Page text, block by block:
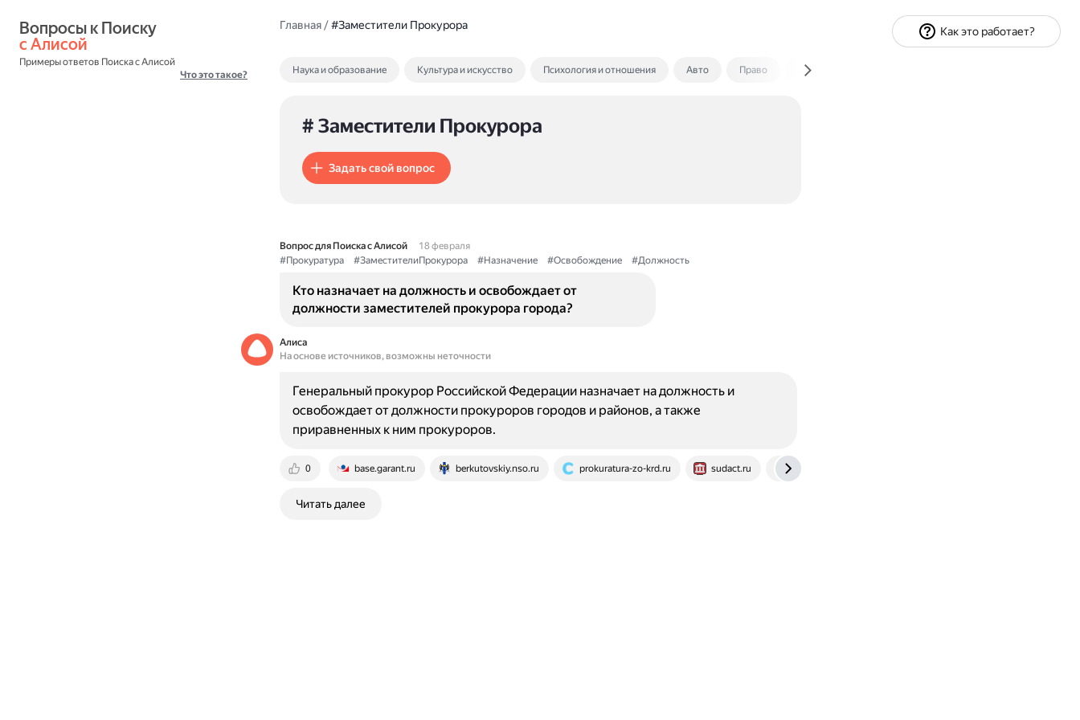
с Алисой
Примеры ответов Поиска с Алисой
Что это такое?
Главная/#Заместители Прокурора
Наука и образование Культура и искусство Психология и отношения Авто Право Экономика и финансы
# Заместители Прокурора
Задать свой вопрос
Вопрос для Поиска с Алисой
18 февраля
#Прокуратура
#ЗаместителиПрокурора #Назначение #Освобождение #Должность
Кто назначает на должность и освобождает от
должности заместителей прокурора города?
Алиса
На основе источников, возможны неточности
0 base.garant.ru berkutovskiy.nso.ru prokuratura-zo-krd.ru sudact.ru normativ.kontur.ru
Генеральный прокурор Российской Федерации назначает на должность и
освобождает от должности прокуроров городов и районов, а также
приравненных к ним прокуроров.
Читать далее
Как это работает?